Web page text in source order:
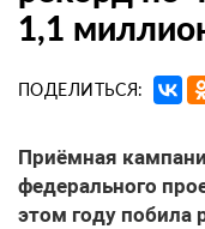
1,1
ПОДЕЛИТЬСЯ:
Приёмная
федерального
этом году побила